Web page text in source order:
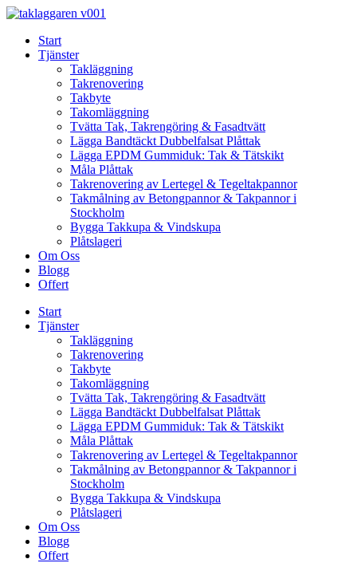
Skip
contentStart
Tjänster
Takläggning
Takrenovering
Takbyte
Takomläggning
Tvätta Tak, Takrengöring & Fasadtvätt
Lägga Bandtäckt Dubbelfalsat Plåttak
Lägga EPDM Gummiduk: Tak & Tätskikt
Måla Plåttak
Takrenovering av Lertegel & Tegeltakpannor
Takmålning av Betongpannor & Takpannor i
Stockholm
Bygga Takkupa & Vindskupa
Plåtslageri
Om Oss
Blogg
Offert
Start
Tjänster
Takläggning
Takrenovering
Takbyte
Takomläggning
Tvätta Tak, Takrengöring & Fasadtvätt
Lägga Bandtäckt Dubbelfalsat Plåttak
Lägga EPDM Gummiduk: Tak & Tätskikt
Måla Plåttak
Takrenovering av Lertegel & Tegeltakpannor
Takmålning av Betongpannor & Takpannor i
Stockholm
Bygga Takkupa & Vindskupa
Plåtslageri
Om Oss
Blogg
Offert